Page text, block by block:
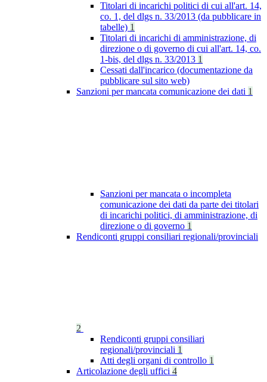
Titolari di incarichi politici di cui all'art. 14,
co. 1, del dlgs n. 33/2013 (da pubblicare in
tabelle) 1
Titolari di incarichi di amministrazione, di
direzione o di governo di cui all'art. 14, co.
1-bis, del dlgs n. 33/2013 1
Cessati dall'incarico (documentazione da
pubblicare sul sito web)
Sanzioni per mancata comunicazione dei dati 1
Sanzioni per mancata o incompleta
comunicazione dei dati da parte dei titolari
di incarichi politici, di amministrazione, di
direzione o di governo 1
Rendiconti gruppi consiliari regionali/provinciali
2
Rendiconti gruppi consiliari
regionali/provinciali 1
Atti degli organi di controllo 1
Articolazione degli uffici 4